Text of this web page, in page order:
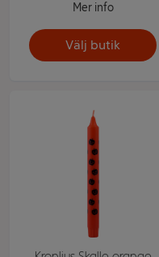
Mer info
Välj butik